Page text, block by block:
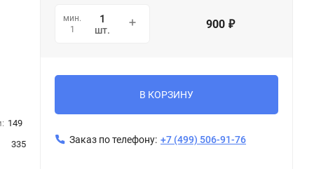
149
335
мин.
1
шт. 900 ₽
В КОРЗИНУ
Заказ по телефону: +7 (499) 506-91-76